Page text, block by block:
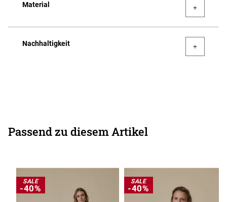
Material
Nachhaltigkeit
Passend zu diesem Artikel
SALE
-40%
SALE
-40%